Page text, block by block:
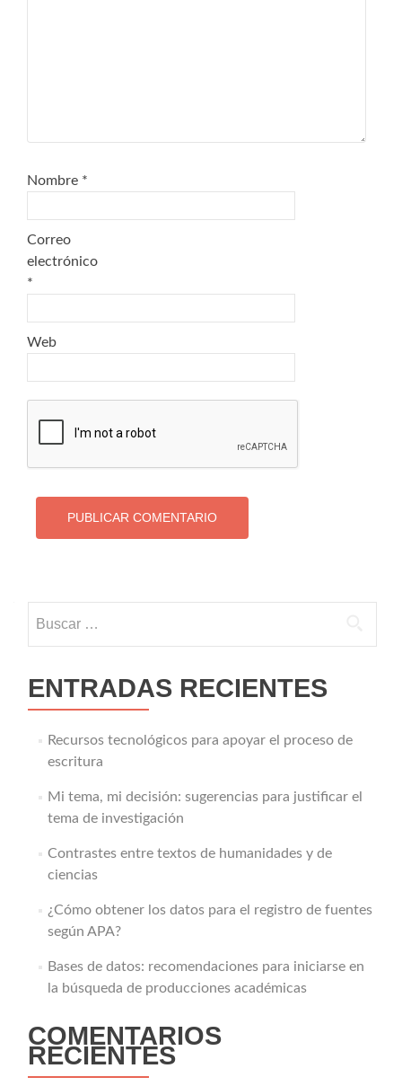
Nombre *
Correo
electrónico
*
Web
ENTRADAS RECIENTES
Recursos tecnológicos para apoyar el proceso de
escritura
Mi tema, mi decisión: sugerencias para justificar el
tema de investigación
Contrastes entre textos de humanidades y de
ciencias
¿Cómo obtener los datos para el registro de fuentes
según APA?
Bases de datos: recomendaciones para iniciarse en
la búsqueda de producciones académicas
COMENTARIOS
RECIENTES